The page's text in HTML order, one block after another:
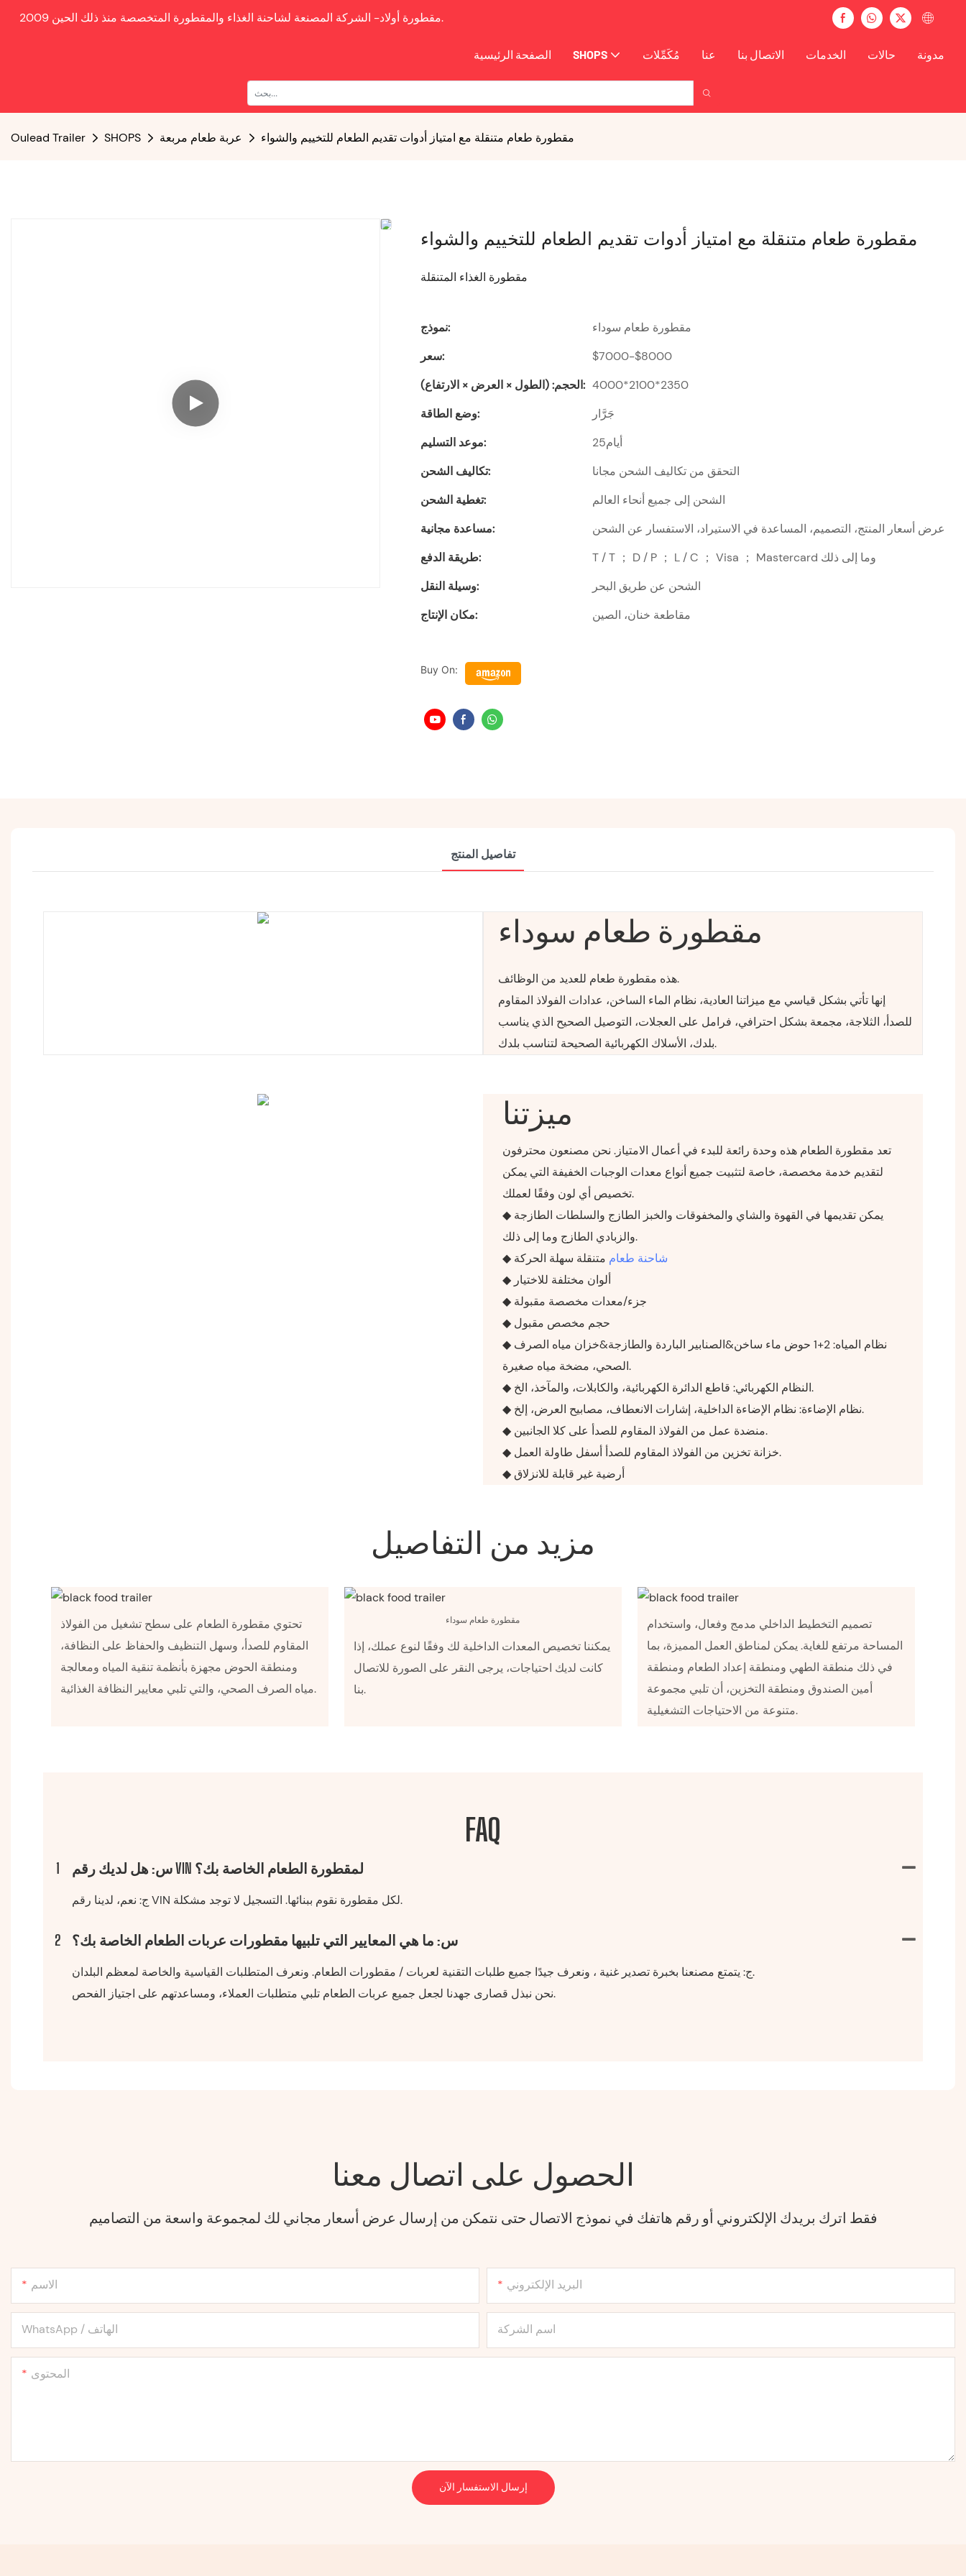
مقطورة أولاد- الشركة المصنعة لشاحنة الغذاء والمقطورة المتخصصة منذ ذلك الحين 2009.
الصفحة الرئيسية SHOPS مُكَمِّلات عنا الاتصال بنا الخدمات حالات مدونة
Oulead Trailer SHOPS عربة طعام مربعة مقطورة طعام متنقلة مع امتياز أدوات تقديم الطعام للتخييم والشواء
مقطورة طعام متنقلة مع امتياز أدوات تقديم الطعام للتخييم والشواء
مقطورة الغذاء المتنقلة
نموذج:
مقطورة طعام سوداء
سعر:
$7000-$8000
الحجم: (الطول × العرض × الارتفاع): 4000*2100*2350
وضع الطاقة:
جَرَّار
موعد التسليم:
أيام25
تكاليف الشحن:
التحقق من تكاليف الشحن مجانا
تغطية الشحن:
الشحن إلى جميع أنحاء العالم
مساعدة مجانية:
عرض أسعار المنتج، التصميم، المساعدة في الاستيراد، الاستفسار عن الشحن
طريقة الدفع:
T / T ； D / P ； L / C ； Visa ； Mastercard وما إلى ذلك
وسيلة النقل:
الشحن عن طريق البحر
مكان الإنتاج:
مقاطعة خنان، الصين
Buy On:
تفاصيل المنتج
مقطورة طعام سوداء
هذه مقطورة طعام للعديد من الوظائف.
إنها تأتي بشكل قياسي مع ميزاتنا العادية، نظام الماء الساخن، عدادات الفولاذ المقاوم
للصدأ، الثلاجة، مجمعة بشكل احترافي، فرامل على العجلات، التوصيل الصحيح الذي يناسب
بلدك، الأسلاك الكهربائية الصحيحة لتناسب بلدك.
ميزتنا
تعد مقطورة الطعام هذه وحدة رائعة للبدء في أعمال الامتياز. نحن مصنعون محترفون
لتقديم خدمة مخصصة، خاصة لتثبيت جميع أنواع معدات الوجبات الخفيفة التي يمكن
تخصيص أي لون وفقًا لعملك.
◆ يمكن تقديمها في القهوة والشاي والمخفوقات والخبز الطازج والسلطات الطازجة
والزبادي الطازج وما إلى ذلك.
◆
شاحنة طعام متنقلة سهلة الحركة
◆ ألوان مختلفة للاختيار
◆ جزء/معدات مخصصة مقبولة
◆ حجم مخصص مقبول
◆ نظام المياه: 2+1 حوض ماء ساخن&الصنابير الباردة والطازجة&خزان مياه الصرف
الصحي، مضخة مياه صغيرة.
◆ النظام الكهربائي: قاطع الدائرة الكهربائية، والكابلات، والمآخذ، الخ.
◆ نظام الإضاءة: نظام الإضاءة الداخلية، إشارات الانعطاف، مصابيح العرض، إلخ.
◆ منضدة عمل من الفولاذ المقاوم للصدأ على كلا الجانبين.
◆ خزانة تخزين من الفولاذ المقاوم للصدأ أسفل طاولة العمل.
مزيد من التفاصيل
تحتوي مقطورة الطعام على سطح تشغيل من الفولاذ
المقاوم للصدأ، وسهل التنظيف والحفاظ على النظافة،
ومنطقة الحوض مجهزة بأنظمة تنقية المياه ومعالجة
مياه الصرف الصحي، والتي تلبي معايير النظافة الغذائية.
مقطورة طعام سوداء
يمكننا تخصيص المعدات الداخلية لك وفقًا لنوع عملك، إذا
كانت لديك احتياجات، يرجى النقر على الصورة للاتصال
بنا.
تصميم التخطيط الداخلي مدمج وفعال، واستخدام
المساحة مرتفع للغاية. يمكن لمناطق العمل المميزة، بما
في ذلك منطقة الطهي ومنطقة إعداد الطعام ومنطقة
أمين الصندوق ومنطقة التخزين، أن تلبي مجموعة
متنوعة من الاحتياجات التشغيلية.
FAQ
1 س: هل لديك رقم VIN لمقطورة الطعام الخاصة بك؟
ج: نعم، لدينا رقم VIN لكل مقطورة نقوم ببنائها. التسجيل لا توجد مشكلة.
2 س: ما هي المعايير التي تلبيها مقطورات عربات الطعام الخاصة بك؟
ج: يتمتع مصنعنا بخبرة تصدير غنية ، ونعرف جيدًا جميع طلبات التقنية لعربات / مقطورات الطعام. ونعرف المتطلبات القياسية والخاصة لمعظم البلدان.
نحن نبذل قصارى جهدنا لجعل جميع عربات الطعام تلبي متطلبات العملاء، ومساعدتهم على اجتياز الفحص.
الحصول على اتصال معنا
فقط اترك بريدك الإلكتروني أو رقم هاتفك في نموذج الاتصال حتى نتمكن من إرسال عرض أسعار مجاني لك لمجموعة واسعة من التصاميم
الاسم البريد الإلكتروني
WhatsApp / الهاتف اسم الشركة
المحتوى
إرسال الاستفسار الآن